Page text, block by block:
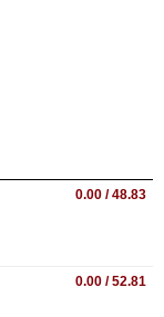
0.00 / 48.83
0.00 / 52.81